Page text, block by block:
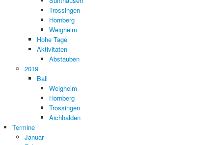
Trossingen
Hornberg
Weigheim
Hohe Tage
Aktivitaten
Abstauben
2019
Ball
Weigheim
Hornberg
Trossingen
Aichhalden
Termine
Januar